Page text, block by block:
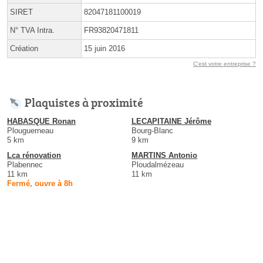
SIRET 82047181100019
N° TVA Intra. FR93820471811
Création 15 juin 2016
C'est votre entreprise ?
Plaquistes à proximité
HABASQUE Ronan
Plouguerneau
5 km
LECAPITAINE Jérôme
Bourg-Blanc
9 km
Lca rénovation
Plabennec
11 km
Fermé, ouvre à 8h
MARTINS Antonio
Ploudalmézeau
11 km